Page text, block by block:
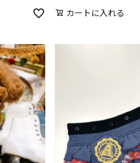
カートに入れる